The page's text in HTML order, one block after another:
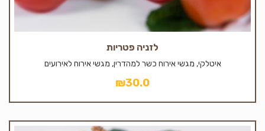
לזניה פטריות
איטלקי, מגשי אירוח כשר למהדרין, מגשי אירוח לאירועים
₪30.0